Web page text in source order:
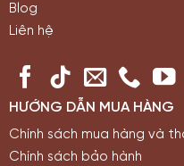
Blog
Liên hệ
HƯỚNG DẪN MUA HÀNG
Chính sách mua hàng và
Chính sách bảo hành